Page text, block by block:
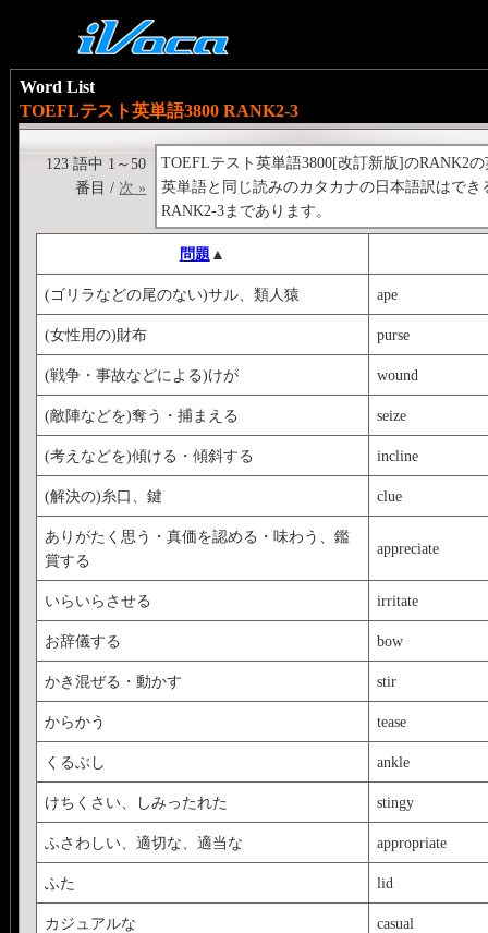
Word List
TOEFLテスト英単語3800 RANK2-3
TOEFLテスト英単語3800[改訂新版]のRANK2
英単語と同じ読みのカタカナの日本語訳はでき
RANK2-3まであります。
123 語中 1～50
番目 / 次 »
問題 ▲
(ゴリラなどの尾のない)サル、類人猿 ape
(女性用の)財布 purse
(戦争・事故などによる)けが wound
(敵陣などを)奪う・捕まえる seize
(考えなどを)傾ける・傾斜する incline
(解決の)糸口、鍵 clue
ありがたく思う・真価を認める・味わう、鑑
賞する
appreciate
いらいらさせる irritate
お辞儀する bow
かき混ぜる・動かす stir
からかう tease
くるぶし ankle
けちくさい、しみったれた stingy
ふさわしい、適切な、適当な appropriate
ふた lid
カジュアルな casual